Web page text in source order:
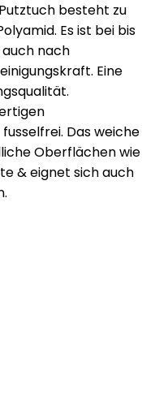
Putztuch besteht zu
Es ist bei bis
nach
Eine
Das weiche
Oberflächen wie
& eignet sich auch